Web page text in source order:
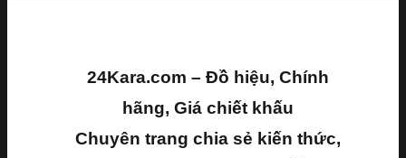
24Kara.com – Đồ hiệu, Chính
hãng, Giá chiết khấu
Chuyên trang chia sẻ kiến thức,